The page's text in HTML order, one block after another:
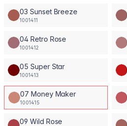
03 Sunset Breeze
1001411
04 Retro Rose
1001412
05 Super Star
1001413
07 Money Maker
1001415
09 Wild Rose